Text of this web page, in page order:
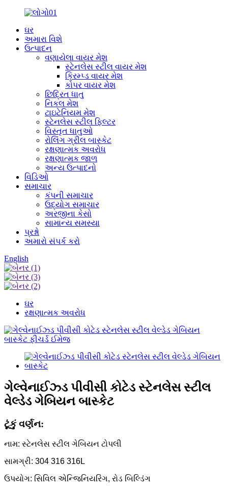
ઘર
અમારા વિશે
ઉત્પાદન
વણાયેલા વાયર મેશ
સ્ટેનલેસ સ્ટીલ વાયર મેશ
ક્રિમ્પ્ડ વાયર મેશ
કોપર વાયર મેશ
છિદ્રિત ધાતુ
નિકલ મેશ
ટાઇટેનિયમ મેશ
સ્ટેનલેસ સ્ટીલ ફિલ્ટર
વિસ્તૃત ધાતુઓ
રોલિંગ ગ્રીલ બાસ્કેટ
રક્ષણાત્મક અવરોધ
રક્ષણાત્મક જાળ
અન્ય ઉત્પાદનો
વિડિઓ
સમાચાર
કંપની સમાચાર
ઉદ્યોગ સમાચાર
અરજીના કેસો
સામાન્ય સમસ્યા
પ્રશ્નો
અમારો સંપર્ક કરો
English
ઘર
રક્ષણાત્મક અવરોધ
ગેલ્વેનાઈઝ્ડ પીવીસી કોટેડ સ્ટેનલેસ સ્ટીલ
વેલ્ડેડ ગેબિયન બાસ્કેટ
ટૂંકું વર્ણન:
નામ: સ્ટેનલેસ સ્ટીલ ગેબિયન ટોપલી
સામગ્રી: 304 316 316L
ઉપયોગ: સિવિલ એન્જિનિયરિંગ, રોડ બિલ્ડિંગ